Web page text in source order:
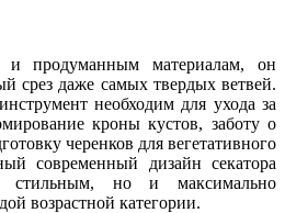
и продуманным материалам, он
срез даже самых твердых ветвей.
необходим для ухода за
кроны кустов, заботу о
черенков для вегетативного
современный дизайн секатора
стильным, но и максимально
возрастной категории.